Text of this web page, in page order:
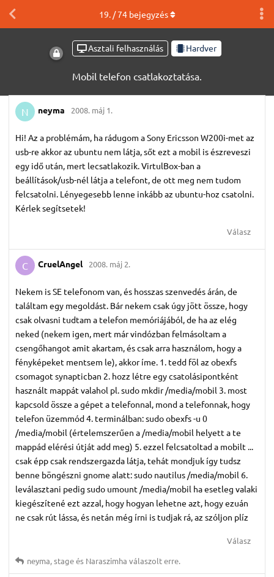
Asztali felhasználás Hardver
Mobil telefon csatlakoztatása.
19. /74bejegyzés
N neyma 2008. máj 1.
Hi! Az a problémám, ha rádugom a Sony Ericsson W200i-met az
usb-re akkor az ubuntu nem látja, sőt ezt a mobil is észreveszi
egy idő után, mert lecsatlakozik. VirtulBox-ban a
beállítások/usb-nél látja a telefont, de ott meg nem tudom
felcsatolni. Lényegesebb lenne inkább az ubuntu-hoz csatolni.
Kérlek segítsetek!
Válasz
C CruelAngel 2008. máj 2.
Nekem is SE telefonom van, és hosszas szenvedés árán, de
találtam egy megoldást. Bár nekem csak úgy jött össze, hogy
csak olvasni tudtam a telefon memóriájából, de ha az elég
neked (nekem igen, mert már vindózban felmásoltam a
csengőhangot amit akartam, és csak arra használom, hogy a
fényképeket mentsem le), akkor íme. 1. tedd föl az obexfs
csomagot synapticban 2. hozz létre egy csatolásipontként
használt mappát valahol pl. sudo mkdir /media/mobil 3. most
kapcsold össze a gépet a telefonnal, mond a telefonnak, hogy
telefon üzemmód 4. terminálban: sudo obexfs -u 0
/media/mobil (értelemszerűen a /media/mobil helyett a te
mappád elérési útját add meg) 5. ezzel felcsatoltad a mobilt ...
csak épp csak rendszergazda látja, tehát mondjuk így tudsz
benne böngészni gnome alatt: sudo nautilus /media/mobil 6.
leválasztani pedig sudo umount /media/mobil ha esetleg valaki
kiegészítené ezt azzal, hogy hogyan lehetne azt, hogy ezuán
ne csak rút lássa, és netán még írni is tudjak rá, az szóljon plíz
Válasz
neyma,stageés Naraszimha válaszolt erre.